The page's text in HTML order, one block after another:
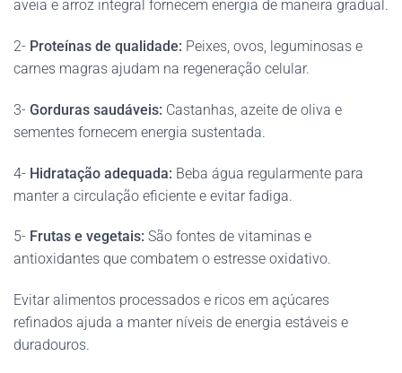
aveia e arroz integral fornecem energia de maneira gradual.
2- Proteínas de qualidade: Peixes, ovos, leguminosas e
carnes magras ajudam na regeneração celular.
3- Gorduras saudáveis: Castanhas, azeite de oliva e
sementes fornecem energia sustentada.
4- Hidratação adequada: Beba água regularmente para
manter a circulação eficiente e evitar fadiga.
5- Frutas e vegetais: São fontes de vitaminas e
antioxidantes que combatem o estresse oxidativo.
Evitar alimentos processados e ricos em açúcares
refinados ajuda a manter níveis de energia estáveis e
duradouros.